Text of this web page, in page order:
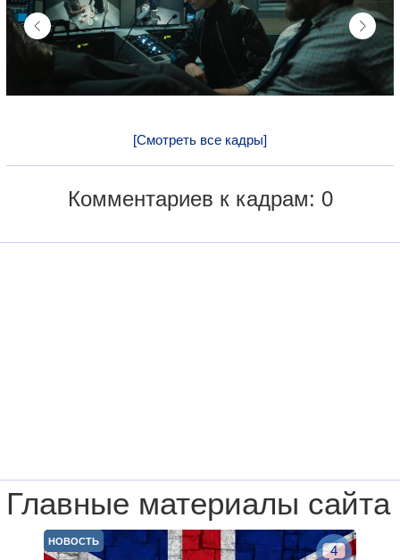
[Смотреть все кадры]
Комментариев к кадрам: 0
Главные материалы сайта
НОВОСТЬ
4